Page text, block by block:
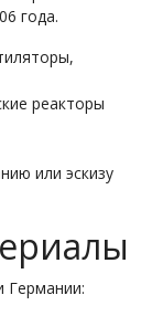
года.
реакторы
или эскизу
Германии: